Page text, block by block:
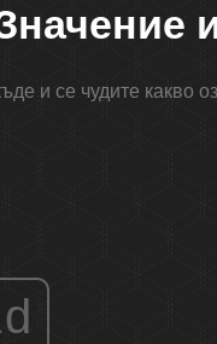
и се чудите какво